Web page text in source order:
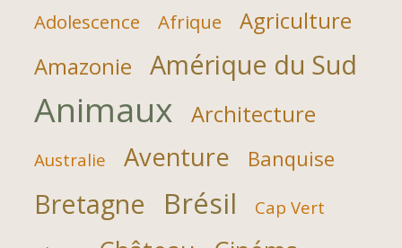
Adolescence Afrique
Agriculture
Amazonie
Amérique du Sud
Animaux Architecture
Australie Aventure Banquise
Bretagne Brésil Cap Vert